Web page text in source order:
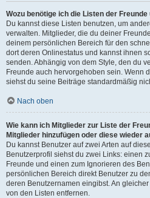
Wozu benötige ich die Listen der
Du kannst diese Listen benutzen, um
verwalten. Mitglieder, die du deiner
deinem persönlichen Bereich für den
dort deren Onlinestatus und kannst ihnen
senden. Abhängig von dem Style, den du
Freunde auch hervorgehoben sein. Wenn
siehst du seine Beiträge standardmäßig
Nach oben
Wie kann ich Mitglieder zur Liste der
Mitglieder hinzufügen oder diese wieder
Du kannst Benutzer auf zwei Arten auf
Benutzerprofil siehst du zwei Links: einen
Freunde und einen zum Ignorieren des
persönlichen Bereich direkt Benutzer zu
deren Benutzernamen eingibst. An
von den Listen entfernen.